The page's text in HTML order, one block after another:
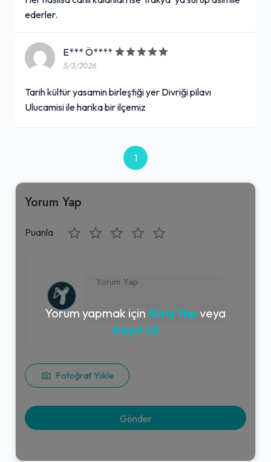
ederler.
E*** Ö****
5/3/2026
Tarih kültür yasamin birleştiği yer Divriği pilavı
Ulucamisi ile harika bir ilçemiz
1
Yorum Yap
Puanla
Fotoğraf Yükle
Yorum yapmak için Giriş Yap veya
Kayıt Ol